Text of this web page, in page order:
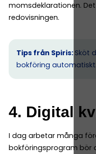
momsdeklarationen.
redovisningen.
Tips från Spiris: Sköt
bokföring automatiskt.
4. Digital
I dag arbetar många
bokföringsprogram bör